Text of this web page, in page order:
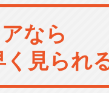
なら
見られ